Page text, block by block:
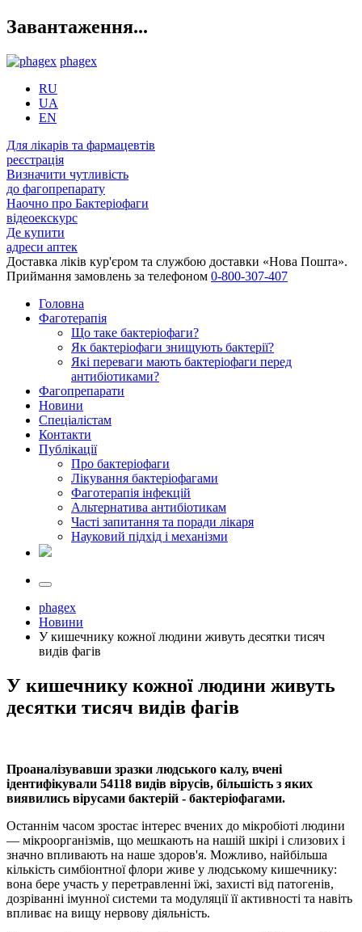
Завантаження...
phagex
RU
UA
EN
Для лікарів та фармацевтів
реєстрація
Визначити чутливість
до фагопрепарату
Наочно про Бактеріофаги
відеоекскурс
Де купити
адреси аптек
Доставка ліків кур'єром та службою доставки «Нова Пошта».
Приймання замовлень за телефоном 0-800-307-407
Головна
Фаготерапія
Що таке бактеріофаги?
Як бактеріофаги знищують бактерії?
Які переваги мають бактеріофаги перед
антибіотиками?
Фагопрепарати
Новини
Спеціалістам
Контакти
Публікації
Про бактеріофаги
Лікування бактеріофагами
Фаготерапія інфекцій
Альтернатива антибіотикам
Часті запитання та поради лікаря
Науковий підхід і механізми
phagex
Новини
У кишечнику кожної людини живуть десятки тисяч
видів фагів
У кишечнику кожної людини живуть
десятки тисяч видів фагів
Проаналізувавши зразки людського калу, вчені
ідентифікували 54118 видів вірусів, більшість з яких
виявились вірусами бактерій - бактеріофагами.
Останнім часом зростає інтерес вчених до мікробіоті людини
— мікроорганізмів, що мешкають на нашій шкірі і слизових і
значно впливають на наше здоров'я. Можливо, найбільша
кількість симбіонтної флори живе у людському кишечнику:
вона бере участь у перетравленні їжі, захисті від патогенів,
дозріванні імунної системи та модуляції її активності та навіть
впливає на вищу нервову діяльність.